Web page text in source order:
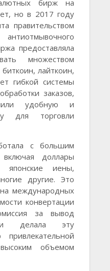
бирж на
но в 2017 году
правительством
предоставляла
множеством
лайткоин,
гибкой системы
заказов,
удобную и
для торговли
с большим
доллары
иены,
другие. Это
на международных
конвертации
за вывод
делала эту
объемом